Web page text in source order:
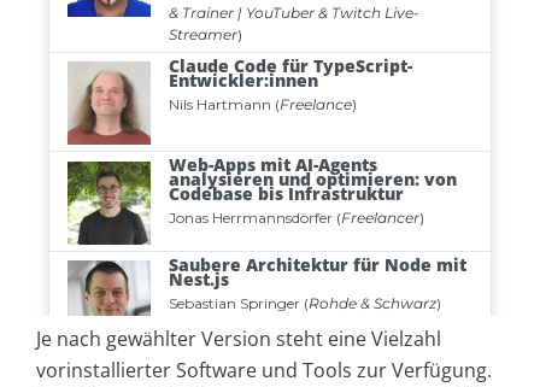
Je nach gewählter Version steht eine Vielzahl
vorinstallierter Software und Tools zur Verfügung.